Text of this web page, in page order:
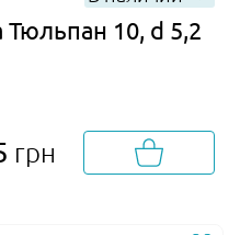
10, d 5,2
грн